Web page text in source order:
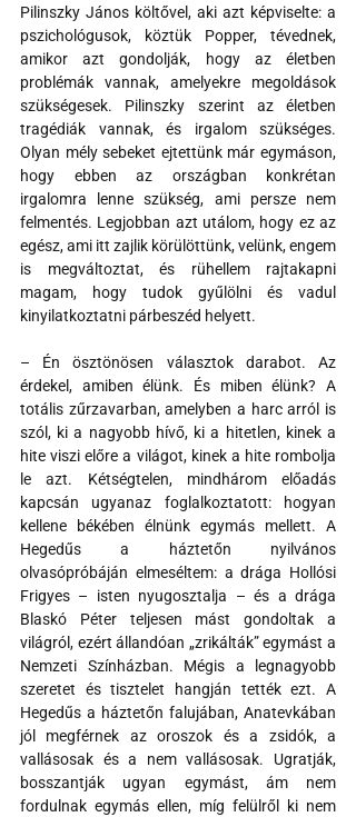
Pilinszky János költővel, aki azt képviselte: a
pszichológusok, köztük Popper, tévednek,
amikor azt gondolják, hogy az életben
problémák vannak, amelyekre megoldások
szükségesek. Pilinszky szerint az életben
tragédiák vannak, és irgalom szükséges.
Olyan mély sebeket ejtettünk már egymáson,
hogy ebben az országban konkrétan
irgalomra lenne szükség, ami persze nem
felmentés. Legjobban azt utálom, hogy ez az
egész, ami itt zajlik körülöttünk, velünk, engem
is megváltoztat, és rühellem rajtakapni
magam, hogy tudok gyűlölni és vadul
kinyilatkoztatni párbeszéd helyett.
– Én ösztönösen választok darabot. Az
érdekel, amiben élünk. És miben élünk? A
totális zűrzavarban, amelyben a harc arról is
szól, ki a nagyobb hívő, ki a hitetlen, kinek a
hite viszi előre a világot, kinek a hite rombolja
le azt. Kétségtelen, mindhárom előadás
kapcsán ugyanaz foglalkoztatott: hogyan
kellene békében élnünk egymás mellett. A
Hegedűs a háztetőn nyilvános
olvasópróbáján elmeséltem: a drága Hollósi
Frigyes – isten nyugosztalja – és a drága
Blaskó Péter teljesen mást gondoltak a
világról, ezért állandóan „zrikálták” egymást a
Nemzeti Színházban. Mégis a legnagyobb
szeretet és tisztelet hangján tették ezt. A
Hegedűs a háztetőn falujában, Anatevkában
jól megférnek az oroszok és a zsidók, a
vallásosak és a nem vallásosak. Ugratják,
bosszantják ugyan egymást, ám nem
fordulnak egymás ellen, míg felülről ki nem